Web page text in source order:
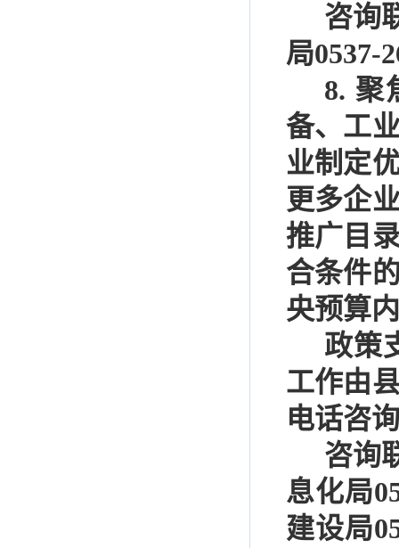
咨询
局0537-
8. 聚
备、工
业制定
更多企
推广目
合条件
央预算
政策
工作由
电话咨
咨询
息化局
建设局